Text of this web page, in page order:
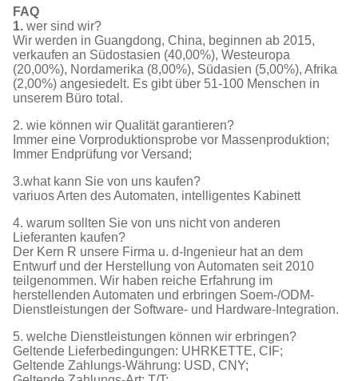
FAQ
1. wer sind wir?
Wir werden in Guangdong, China, beginnen ab 2015,
verkaufen an Südostasien (40,00%), Westeuropa
(20,00%), Nordamerika (8,00%), Südasien (5,00%), Afrika
(2,00%) angesiedelt. Es gibt über 51-100 Menschen in
unserem Büro total.
2. wie können wir Qualität garantieren?
Immer eine Vorproduktionsprobe vor Massenproduktion;
Immer Endprüfung vor Versand;
3.what kann Sie von uns kaufen?
variuos Arten des Automaten, intelligentes Kabinett
4. warum sollten Sie von uns nicht von anderen
Lieferanten kaufen?
Der Kern R unsere Firma u. d-Ingenieur hat an dem
Entwurf und der Herstellung von Automaten seit 2010
teilgenommen. Wir haben reiche Erfahrung im
herstellenden Automaten und erbringen Soem-/ODM-
Dienstleistungen der Software- und Hardware-Integration.
5. welche Dienstleistungen können wir erbringen?
Geltende Lieferbedingungen: UHRKETTE, CIF;
Geltende Zahlungs-Währung: USD, CNY;